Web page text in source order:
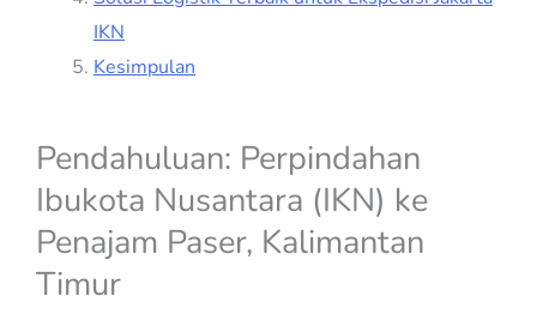
IKN
Kesimpulan
Pendahuluan: Perpindahan
Ibukota Nusantara (IKN) ke
Penajam Paser, Kalimantan
Timur